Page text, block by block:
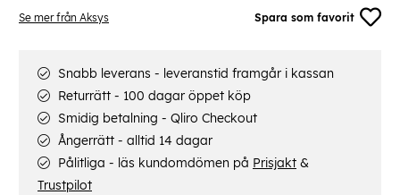
Se mer från Aksys Spara som favorit
Snabb leverans - leveranstid framgår i kassan
Returrätt - 100 dagar öppet köp
Smidig betalning - Qliro Checkout
Ångerrätt - alltid 14 dagar
Pålitliga - läs kundomdömen på Prisjakt &
Trustpilot